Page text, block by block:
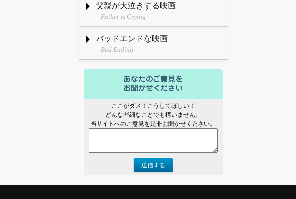
父親が大泣きする映画
Father is Crying
バッドエンドな映画
Bad Ending
ここがダメ！こうしてほしい！
どんな些細なことでも構いません。
当サイトへのご意見を是非お聞かせください。
送信する